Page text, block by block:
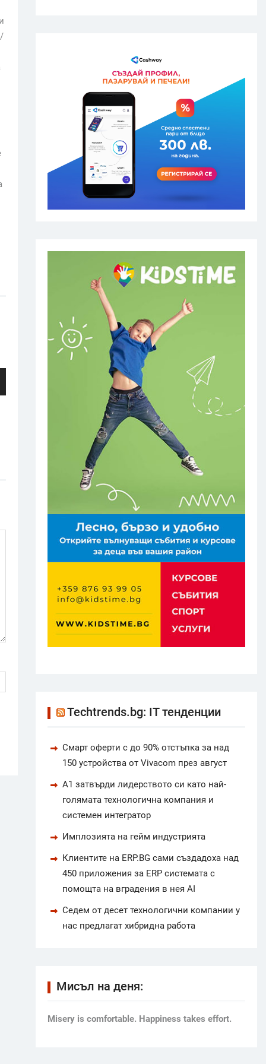
Techtrends.bg: IT тенденции
Смарт оферти с до 90% отстъпка за над
150 устройства от Vivacom през август
А1 затвърди лидерството си като най-
голямата технологична компания и
системен интегратор
Имплозията на гейм индустрията
Клиентите на ERP.BG сами създадоха над
450 приложения за ERP системата с
помощта на вградения в нея AI
Седем от десет технологични компании у
нас предлагат хибридна работа
Мисъл на деня:
Мisery is comfortable. Happiness takes effort.